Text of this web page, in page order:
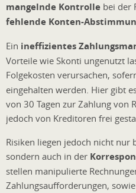
mangelnde Kontrolle bei der
fehlende Konten-
Ein ineffizientes
Vorteile wie Skonti ungenutzt
Folgekosten verursachen,
eingehalten werden. Hier gibt
von 30 Tagen zur Zahlung von
jedoch von Kreditoren frei
Risiken liegen jedoch nicht nur
sondern auch in der
stellen manipulierte
Zahlungsaufforderungen,